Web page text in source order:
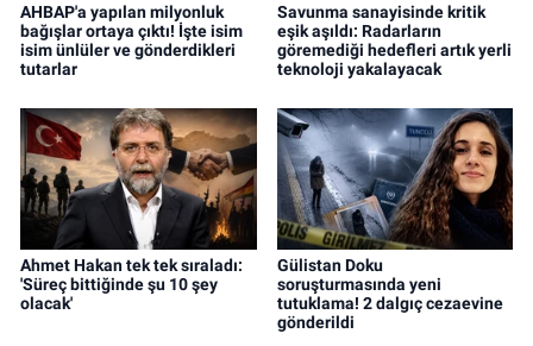
AHBAP'a yapılan milyonluk
bağışlar ortaya çıktı! İşte isim
isim ünlüler ve gönderdikleri
tutarlar
Savunma sanayisinde kritik
eşik aşıldı: Radarların
göremediği hedefleri artık yerli
teknoloji yakalayacak
Ahmet Hakan tek tek sıraladı:
'Süreç bittiğinde şu 10 şey
olacak'
Gülistan Doku
soruşturmasında yeni
tutuklama! 2 dalgıç cezaevine
gönderildi